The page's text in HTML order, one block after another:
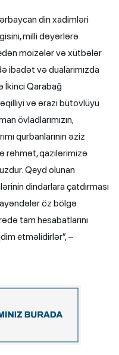
din xadimləri
milli dəyərlərə
moizələr və xütbələr
ibadət və dualarımızda
İkinci Qarabağ
və ərazi bütövlüyü
övladlarımızın,
qurbanlarının əziz
rəhmət, qazilərimizə
Qeyd olunan
dindarlara çatdırması
öz bölgə
tam hesabatlarını
etməlidirlər”, –